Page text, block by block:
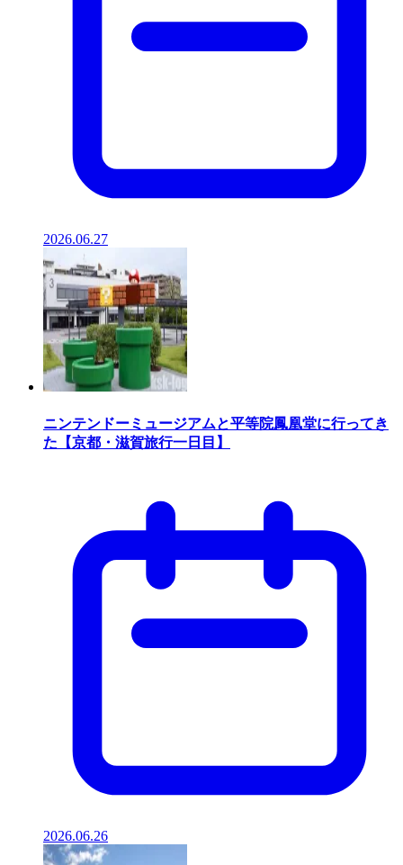
2026.06.27
ニンテンドーミュージアムと平等院鳳凰堂に行ってき
た【京都・滋賀旅行一日目】
2026.06.26